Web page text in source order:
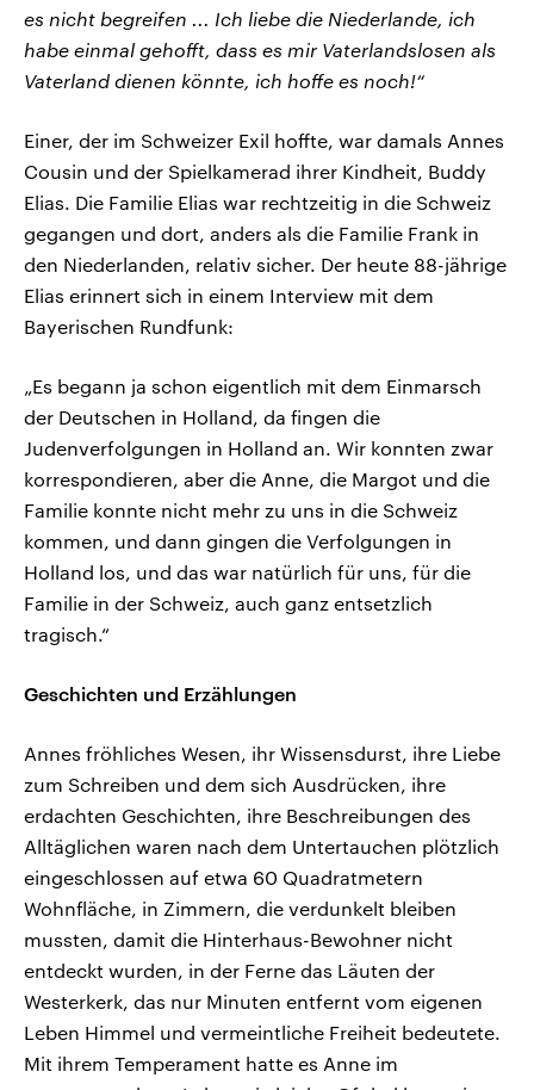
es nicht begreifen ... Ich liebe die Niederlande, ich
habe einmal gehofft, dass es mir Vaterlandslosen als
Vaterland dienen könnte, ich hoffe es noch!“
Einer, der im Schweizer Exil hoffte, war damals Annes
Cousin und der Spielkamerad ihrer Kindheit, Buddy
Elias. Die Familie Elias war rechtzeitig in die Schweiz
gegangen und dort, anders als die Familie Frank in
den Niederlanden, relativ sicher. Der heute 88-jährige
Elias erinnert sich in einem Interview mit dem
Bayerischen Rundfunk:
„Es begann ja schon eigentlich mit dem Einmarsch
der Deutschen in Holland, da fingen die
Judenverfolgungen in Holland an. Wir konnten zwar
korrespondieren, aber die Anne, die Margot und die
Familie konnte nicht mehr zu uns in die Schweiz
kommen, und dann gingen die Verfolgungen in
Holland los, und das war natürlich für uns, für die
Familie in der Schweiz, auch ganz entsetzlich
tragisch.“
Geschichten und Erzählungen
Annes fröhliches Wesen, ihr Wissensdurst, ihre Liebe
zum Schreiben und dem sich Ausdrücken, ihre
erdachten Geschichten, ihre Beschreibungen des
Alltäglichen waren nach dem Untertauchen plötzlich
eingeschlossen auf etwa 60 Quadratmetern
Wohnfläche, in Zimmern, die verdunkelt bleiben
mussten, damit die Hinterhaus-Bewohner nicht
entdeckt wurden, in der Ferne das Läuten der
Westerkerk, das nur Minuten entfernt vom eigenen
Leben Himmel und vermeintliche Freiheit bedeutete.
Mit ihrem Temperament hatte es Anne im